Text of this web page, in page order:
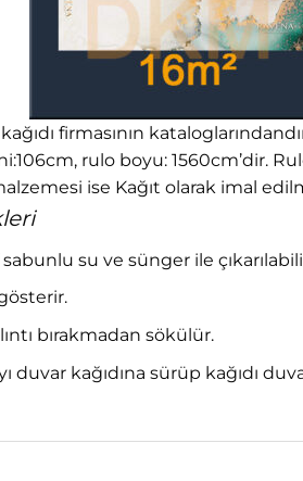
firmasının
rulo boyu: 1560cm’dir.
ise Kağıt olarak imal
su ve sünger ile
bırakmadan sökülür.
duvar kağıdına sürüp kağıdı